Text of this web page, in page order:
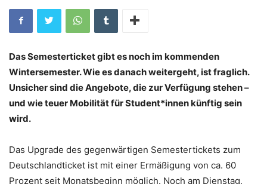
Das Semesterticket gibt es noch im kommenden
Wintersemester. Wie es danach weitergeht, ist fraglich.
Unsicher sind die Angebote, die zur Verfügung stehen –
und wie teuer Mobilität für Student*innen künftig sein
wird.
Das Upgrade des gegenwärtigen Semestertickets zum
Deutschlandticket ist mit einer Ermäßigung von ca. 60
Prozent seit Monatsbeginn möglich. Noch am Dienstag,